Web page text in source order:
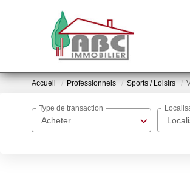
Accueil Professionnels Sports / Loisirs
Acheter
Type de transaction